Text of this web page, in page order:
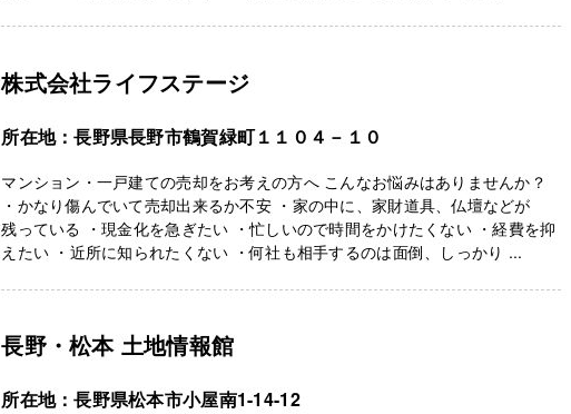
株式会社ライフステージ
所在地：長野県長野市鶴賀緑町１１０４－１０
マンション・一戸建ての売却をお考えの方へ こんなお悩みはありませんか？
・かなり傷んでいて売却出来るか不安 ・家の中に、家財道具、仏壇などが
残っている ・現金化を急ぎたい ・忙しいので時間をかけたくない ・経費を抑
えたい ・近所に知られたくない ・何社も相手するのは面倒、しっかり ...
長野・松本 土地情報館
所在地：長野県松本市小屋南1-14-12